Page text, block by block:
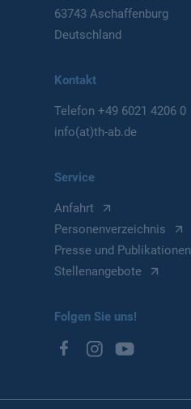
63743 Aschaffenburg
Deutschland
Kontakt
Telefon+49 6021 4206 0
info(at)th-ab.de
Service
Anfahrt
Personenverzeichnis
Presse und Publikationen
Stellenangebote
Folgen Sie uns!